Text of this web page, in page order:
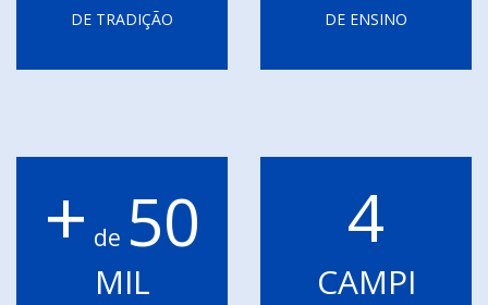
DE TRADIÇÃO DE ENSINO
+ de 50
MIL
4
CAMPI